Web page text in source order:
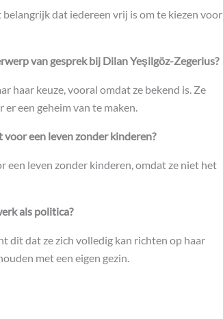
dat iedereen vrij is om te kiezen voor
van gesprek bij Dilan Yeşilgöz-Zegerius?
haar keuze, vooral omdat ze bekend is. Ze
een geheim van te maken.
een leven zonder kinderen?
een leven zonder kinderen, omdat ze niet het
als politica?
dit dat ze zich volledig kan richten op haar
met een eigen gezin.